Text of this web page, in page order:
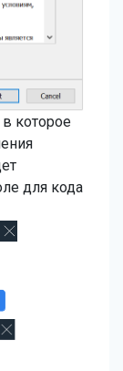
которое
для кода